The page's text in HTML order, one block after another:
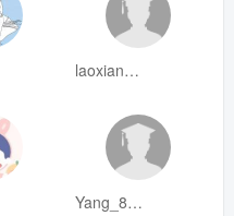
laoxianrou
Yang_811